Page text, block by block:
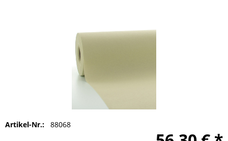
Artikel-Nr.: 88068